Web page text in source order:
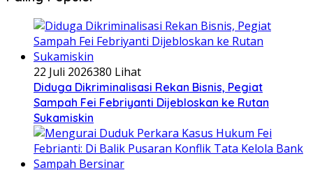
22 Juli 2026380 Lihat
Diduga Dikriminalisasi Rekan Bisnis, Pegiat
Sampah Fei Febriyanti Dijebloskan ke Rutan
Sukamiskin